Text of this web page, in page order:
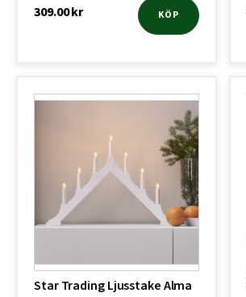
309.00kr KÖP
Star Trading Ljusstake Alma